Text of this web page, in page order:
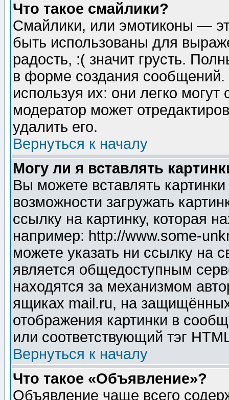
Что такое смайлики?
Смайлики, или эмотиконы —
быть использованы для
радость, :( значит грусть.
в форме создания сообщений.
используя их: они легко
модератор может
удалить его.
Вернуться к началу
Могу ли я вставлять
Вы можете вставлять
возможности загружать
ссылку на картинку, которая
например: http://www.some-
можете указать ни ссылку на
является общедоступным
находятся за механизмом
ящиках mail.ru, на
отображения картинки в
или соответствующий тэг
Вернуться к началу
Что такое «Объявление»?
Объявление чаще всего